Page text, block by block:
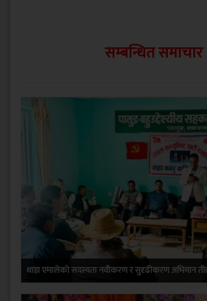
सम्बन्धित समाचार
थाहा एमालेको सदस्यता नवीकरण र सुदृढीकरण अभियान